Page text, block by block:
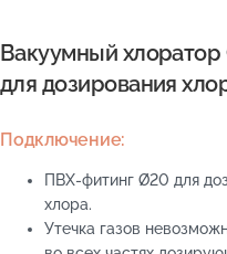
Вакуумный хлоратор
для дозирования
Подключение:
ПВХ-фитинг Ø20 для
хлора.
Утечка газов